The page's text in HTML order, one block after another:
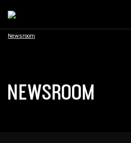
Newsroom
NEWSROOM